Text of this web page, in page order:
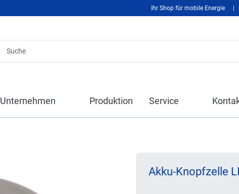
Ihr Shop für mobile Energie
Unternehmen Produktion Service
Akku-Knopfzelle